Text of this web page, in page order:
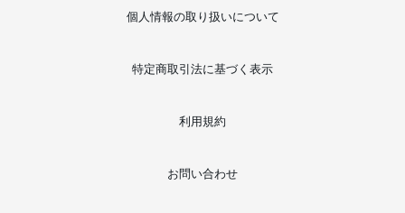
個人情報の取り扱いについて
特定商取引法に基づく表示
利用規約
お問い合わせ